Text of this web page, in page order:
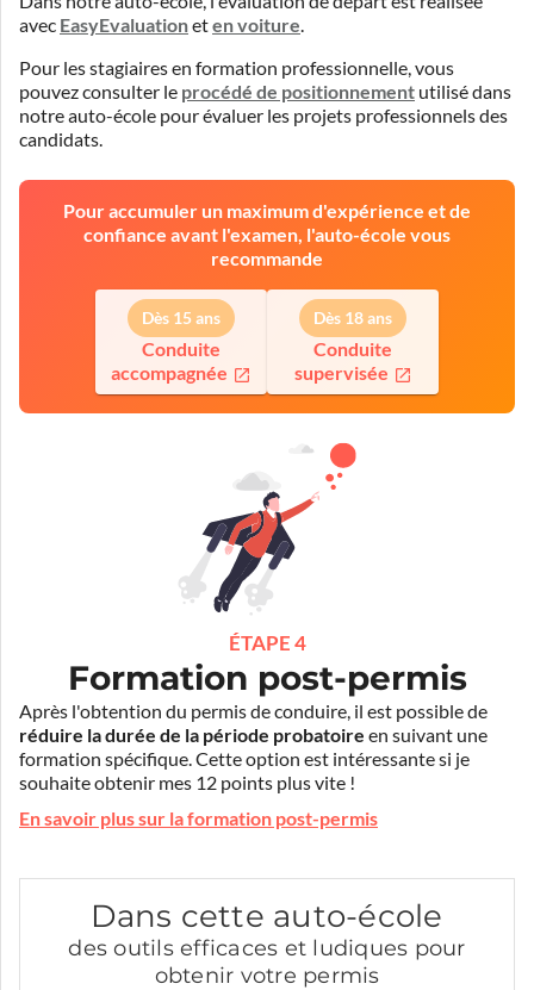
avec EasyEvaluationeten voiture.
Pour les stagiaires en formation professionnelle, vous
pouvez consulter le procédé de positionnement utilisé dans
notre auto-école pour évaluer les projets professionnels des
candidats.
Pour accumuler un maximum d'expérience et de
confiance avant l'examen, l'auto-école vous
recommande
Dès 15 ans
Conduite
accompagnée
Dès 18 ans
Conduite
supervisée
ÉTAPE 4
Formation post-permis
Après l'obtention du permis de conduire, il est possible de
réduire la durée de la période probatoire en suivant une
formation spécifique. Cette option est intéressante si je
souhaite obtenir mes 12 points plus vite !
En savoir plus sur la formation post-permis
Dans cette auto-école
des outils efficaces et ludiques pour
obtenir votre permis